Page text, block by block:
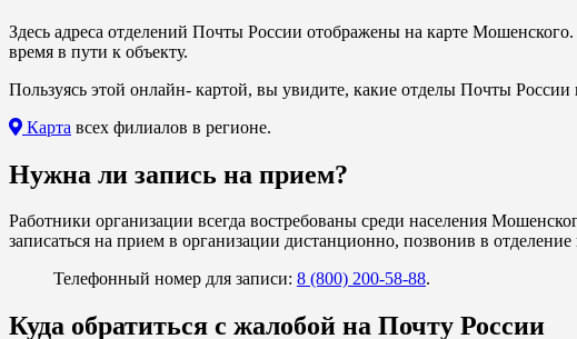
Здесь адреса отделений Почты России отображены на карте
время в пути к объекту.
Пользуясь этой онлайн- картой, вы увидите, какие отделы Почты России
Карта всех филиалов в регионе.
Нужна ли запись на прием?
Работники организации всегда востребованы среди населения
записаться на прием в организации дистанционно, позвонив в отделение
Телефонный номер для записи: 8 (800) 200-58-88.
Куда обратиться с жалобой на Почту России